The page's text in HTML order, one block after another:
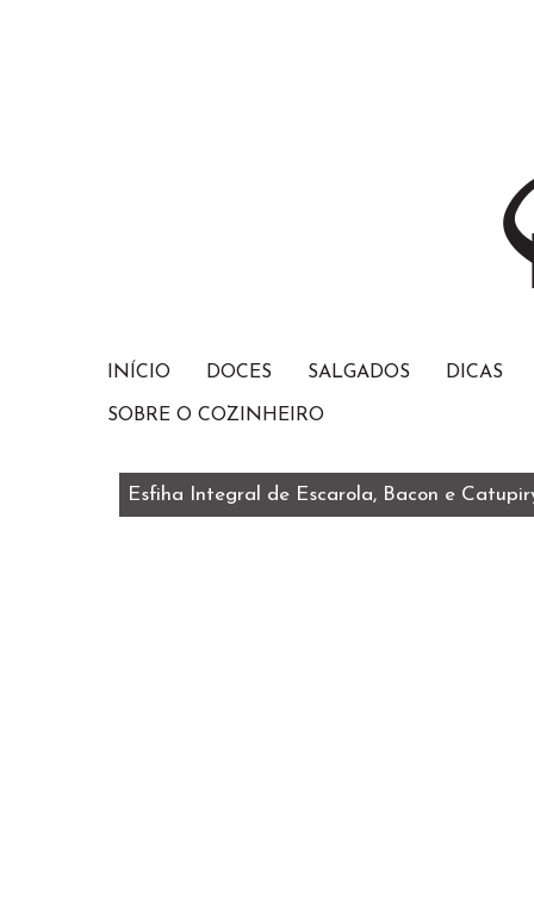
INÍCIO DOCES SALGADOS DICAS
SOBRE O COZINHEIRO
Esfiha Integral de Escarola, Bacon e